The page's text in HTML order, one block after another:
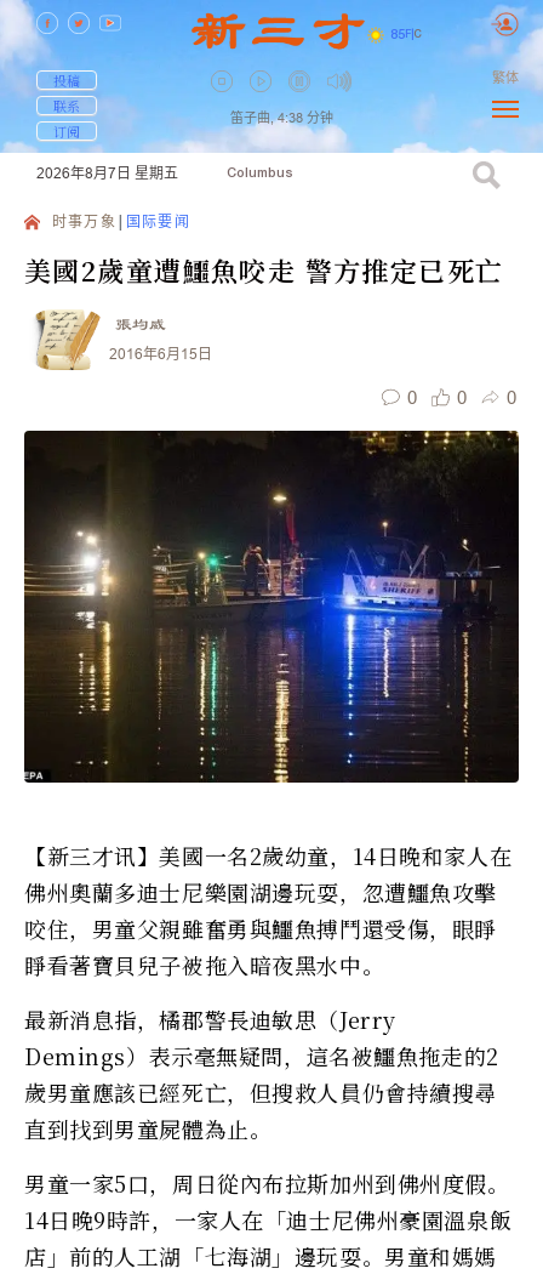
85F| C
投稿
联系
订阅
笛子曲, 4:38 分钟
繁体
2026年8月7日 星期五 Columbus
时事万象 国际要闻
美國2歲童遭鱷魚咬走 警方推定已死亡
張均威
2016年6月15日
0 0 0
【新三才讯】美國一名2歲幼童，14日晚和家人在
佛州奧蘭多迪士尼樂園湖邊玩耍，忽遭鱷魚攻擊
咬住，男童父親雖奮勇與鱷魚搏鬥還受傷，眼睜
睜看著寶貝兒子被拖入暗夜黑水中。
最新消息指，橘郡警長迪敏思（Jerry
Demings）表示毫無疑問，這名被鱷魚拖走的2
歲男童應該已經死亡，但搜救人員仍會持續搜尋
直到找到男童屍體為止。
男童一家5口，周日從內布拉斯加州到佛州度假。
14日晚9時許，一家人在「迪士尼佛州豪園溫泉飯
店」前的人工湖「七海湖」邊玩耍。男童和媽媽